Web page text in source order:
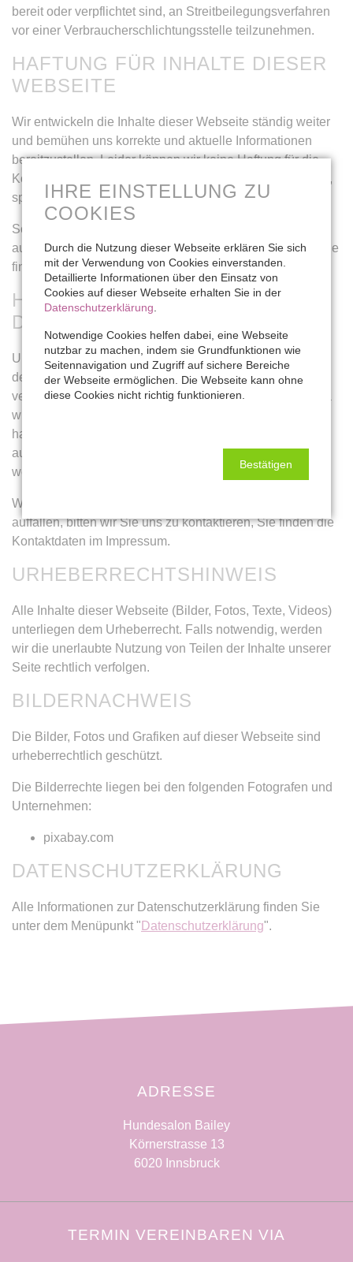
bereit oder verpflichtet sind, an Streitbeilegungsverfahren
vor einer Verbraucherschlichtungsstelle teilzunehmen.
HAFTUNG FÜR INHALTE DIESER
WEBSEITE
Wir entwickeln die Inhalte dieser Webseite ständig weiter
und bemühen uns korrekte und aktuelle Informationen
bereitzustellen. Leider können wir keine Haftung für die
Korrektheit aller Inhalte auf dieser Webseite übernehmen,
speziell für jene die seitens Dritter bereitgestellt wurden.
Sollten Ihnen problematische oder rechtswidrige Inhalte
auffallen, bitten wir Sie uns umgehend zu kontaktieren, Sie
finden die Kontaktdaten im Impressum.
HAFTUNG FÜR LINKS AUF
DIESER WEBSEITE
Unsere Webseite enthält Links zu anderen Webseiten für
deren Inhalt wir nicht verantwortlich sind. Haftung für
verlinkte Websites besteht laut§ 17 ECGfür uns nicht, da
wir keine Kenntnis rechtswidriger Tätigkeiten hatten und
haben, uns solche Rechtswidrigkeiten auch bisher nicht
aufgefallen sind und wir Links sofort entfernen würden,
wenn uns Rechtswidrigkeiten bekannt werden.
Wenn Ihnen rechtswidrige Links auf unserer Website
auffallen, bitten wir Sie uns zu kontaktieren, Sie finden die
Kontaktdaten im Impressum.
URHEBERRECHTSHINWEIS
Alle Inhalte dieser Webseite (Bilder, Fotos, Texte, Videos)
unterliegen dem Urheberrecht. Falls notwendig, werden
wir die unerlaubte Nutzung von Teilen der Inhalte unserer
Seite rechtlich verfolgen.
BILDERNACHWEIS
Die Bilder, Fotos und Grafiken auf dieser Webseite sind
urheberrechtlich geschützt.
Die Bilderrechte liegen bei den folgenden Fotografen und
Unternehmen:
pixabay.com
DATENSCHUTZERKLÄRUNG
Alle Informationen zur Datenschutzerklärung finden Sie
unter dem Menüpunkt " Datenschutzerklärung".
ADRESSE
Hundesalon Bailey
Körnerstrasse 13
6020 Innsbruck
TERMIN VEREINBAREN VIA
IHRE EINSTELLUNG ZU
COOKIES
Durch die Nutzung dieser Webseite erklären Sie sich
mit der Verwendung von Cookies einverstanden.
Detaillierte Informationen über den Einsatz von
Cookies auf dieser Webseite erhalten Sie in der
Datenschutzerklärung
Notwendige Cookies helfen dabei, eine Webseite
nutzbar zu machen, indem sie Grundfunktionen wie
Seitennavigation und Zugriff auf sichere Bereiche
der Webseite ermöglichen. Die Webseite kann ohne
diese Cookies nicht richtig funktionieren.
Bestätigen